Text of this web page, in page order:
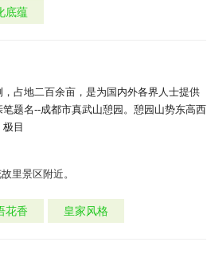
底蕴
占地二百余亩，是为国内外各界人士提供
题名--成都市真武山憩园。憩园山势东高西
目
里景区附近。
花香 皇家风格